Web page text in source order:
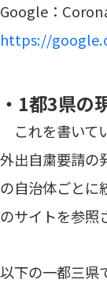
Google：
https://
・1都3県の
これを書いて
外出自粛要請の
の自治体ごとに
のサイトを参照
以下の一都三県